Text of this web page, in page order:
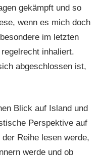
gekämpft und so
wenn es mich doch
im letzten
inhaliert.
abgeschlossen ist,
Blick auf Island und
Perspektive auf
Reihe lesen werde,
werde und ob